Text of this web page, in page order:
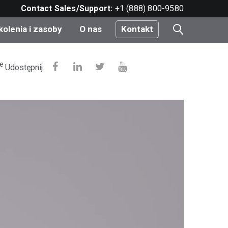
Contact Sales/Support: +1 (888) 800-9580
i zasoby O nas Kontakt
Udostępnij